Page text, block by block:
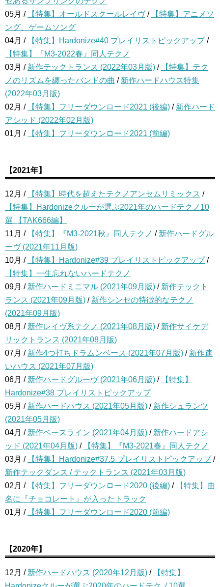
05月 /
【特集】オールドスクールレイヴ/
【特集】アニメソ
ング、ゲームソング
04月 /
【特集】Hardonize#40 プレイリストピックアップ/
【特集】『M3-2022春』同人テクノ
03月 / 新作テックトランス (2022年03月版) /
【特集】テク
ノのリズムを纏ったバンドの曲 / 新作ハードハウス特集
(2022年03月版)
02月 /
【特集】フリーダウンロード2021 (後編) / 新作ハード
アシッド (2022年02月版)
01月 /
【特集】フリーダウンロード2021 (前編)
【2021年】
12月 / 【特集】時代を超えたテクノアンセムリミックス /
【特集】Hardonizeクルーが選ぶ2021年のハードテクノ10
選 【TAK666編】
11月 /
【特集】『M3-2021秋』同人テクノ / 新作ハードグル
ーヴ (2021年11月版)
10月 /
【特集】Hardonize#39 プレイリストピックアップ/
【特集】一生忘れないハードテクノ
09月 / 新作ハードミニマル (2021年09月版) / 新作テックト
ランス (2021年09月版) / 新作シンセの特徴的なテクノ
(2021年09月版)
08月 / 新作レイヴ系テクノ (2021年08月版) / 新作サイケデ
リックトランス (2021年08月版)
07月 / 新作4つ打ちドラムンベース (2021年07月版) / 新作速
いハウス (2021年07月版)
06月 / 新作ハードグルーヴ (2021年06月版) /
【特集】
Hardonize#38 プレイリストピックアップ
05月 / 新作ハードハウス (2021年05月版) / 新作シュランツ
(2021年05月版)
04月 / 新作ベースライン (2021年04月版) / 新作ハードアシ
ッド (2021年04月版) /
【特集】『M3-2021春』同人テクノ
03月 /
【特集】Hardonize#37.5 プレイリストピックアップ/
新作テックダンス / テックトランス (2021年03月版)
02月 /
【特集】フリーダウンロード2020 (後編) /
【特集】曲
名に『チョコレート』が入ったトラック
01月 /
【特集】フリーダウンロード2020 (前編)
【2020年】
12月 / 新作ハードハウス (2020年12月版) /
【特集】